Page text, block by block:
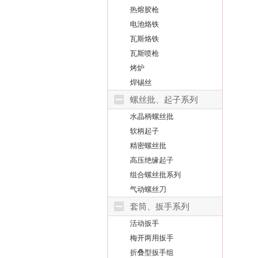
热熔胶枪
电池烙铁
瓦斯烙铁
瓦斯喷枪
烤炉
焊锡丝
螺丝批、起子系列
水晶柄螺丝批
软柄起子
精密螺丝批
高压绝缘起子
组合螺丝批系列
气动螺丝刀
套筒、扳手系列
活动扳手
梅开两用扳手
折叠型扳手组